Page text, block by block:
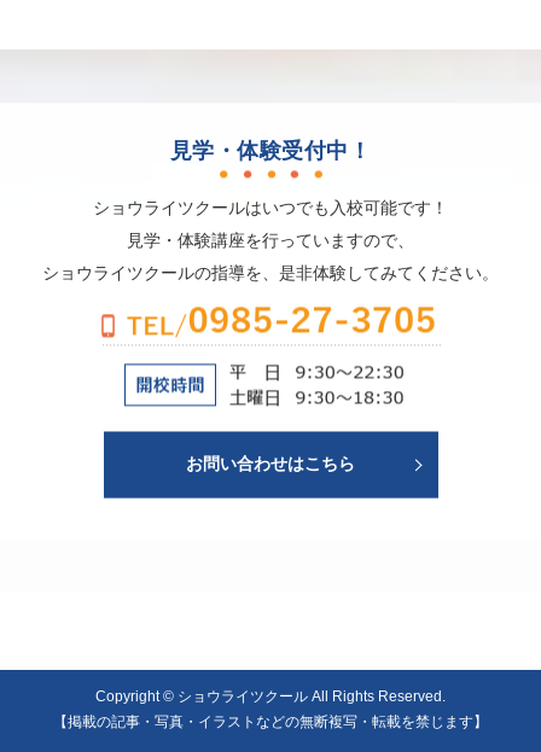
見学・体験受付中！
ショウライツクールはいつでも入校可能です！
見学・体験講座を行っていますので、
ショウライツクールの指導を、是非体験してみてください。
お問い合わせはこちら
Copyright © ショウライツクール All Rights Reserved.
【掲載の記事・写真・イラストなどの無断複写・転載を禁じます】